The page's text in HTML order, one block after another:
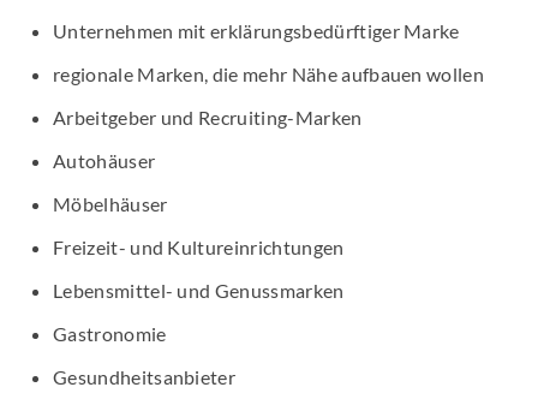
Unternehmen mit erklärungsbedürftiger Marke
regionale Marken, die mehr Nähe aufbauen wollen
Arbeitgeber und Recruiting-Marken
Autohäuser
Möbelhäuser
Freizeit- und Kultureinrichtungen
Lebensmittel- und Genussmarken
Gastronomie
Gesundheitsanbieter